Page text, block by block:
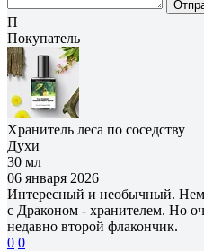
П
Покупатель
Хранитель леса по соседству
Духи
30 мл
06 января 2026
Интересный и необычный.
с Драконом - хранителем. Но
недавно второй флакончик.
0 0